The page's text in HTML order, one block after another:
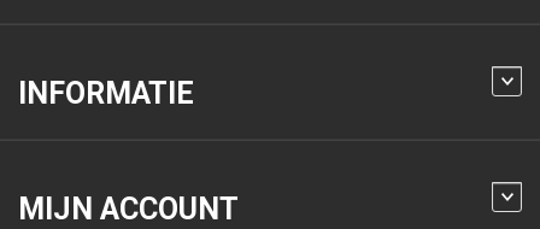
INFORMATIE
MIJN ACCOUNT